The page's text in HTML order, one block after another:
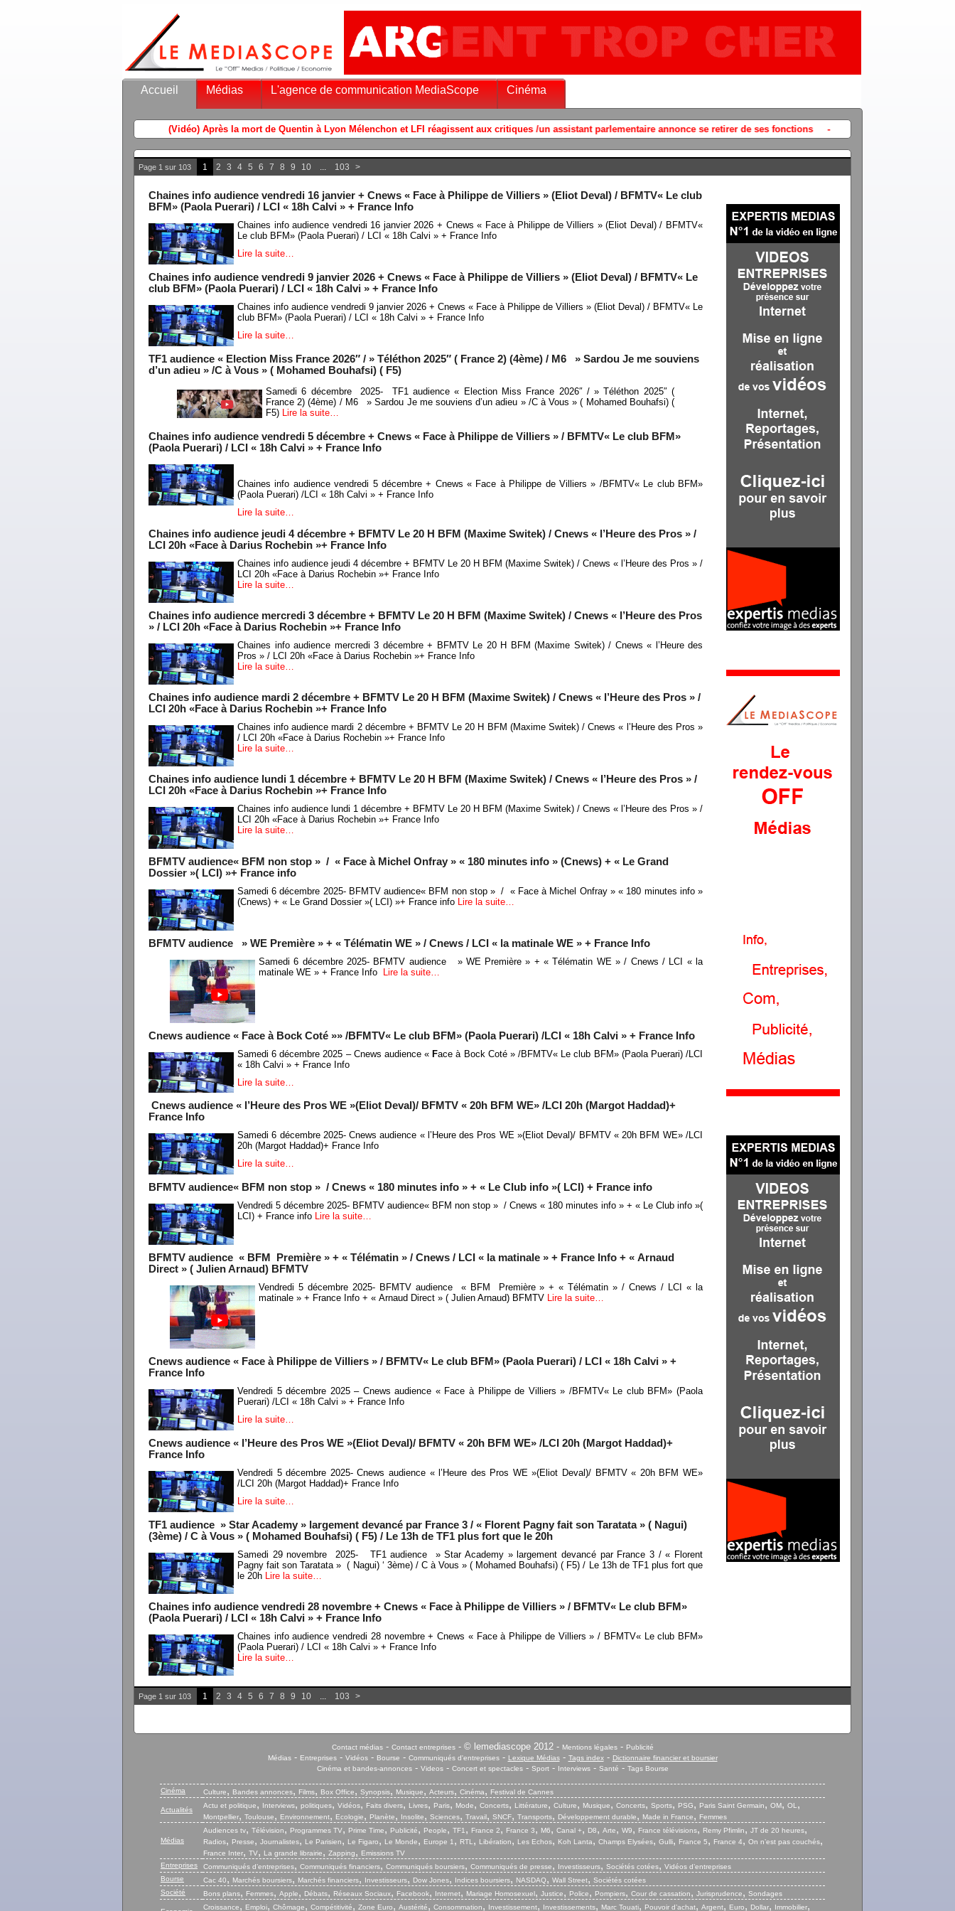
Accueil Médias L'agence de communication MediaScope Cinéma
(Vidéo) Après la mort de Quentin à
Page 1 sur 103 1 2 3 4 5 6 7 8 9 10 ... 103 >
Chaines info audience vendredi 16 janvier + Cnews « Face à Philippe de Villiers » (Eliot Deval) / BFMTV« Le club
BFM» (Paola Puerari) / LCI « 18h Calvi » + France Info
Chaines info audience vendredi 16 janvier 2026 + Cnews « Face à Philippe de Villiers » (Eliot Deval) / BFMTV«
Le club BFM» (Paola Puerari) / LCI « 18h Calvi » + France Info
Lire la suite…
Chaines info audience vendredi 9 janvier 2026 + Cnews « Face à Philippe de Villiers » (Eliot Deval) / BFMTV« Le
club BFM» (Paola Puerari) / LCI « 18h Calvi » + France Info
Chaines info audience vendredi 9 janvier 2026 + Cnews « Face à Philippe de Villiers » (Eliot Deval) / BFMTV« Le
club BFM» (Paola Puerari) / LCI « 18h Calvi » + France Info
Lire la suite…
TF1 audience « Election Miss France 2026″ / » Téléthon 2025″ ( France 2) (4ème) / M6 » Sardou Je me souviens
d’un adieu » /C à Vous » ( Mohamed Bouhafsi) ( F5)
Samedi 6 décembre 2025- TF1 audience « Election Miss France 2026″ / » Téléthon 2025″ (
France 2) (4ème) / M6 » Sardou Je me souviens d’un adieu » /C à Vous » ( Mohamed Bouhafsi) (
F5) Lire la suite…
Chaines info audience vendredi 5 décembre + Cnews « Face à Philippe de Villiers » / BFMTV« Le club BFM»
(Paola Puerari) / LCI « 18h Calvi » + France Info
Chaines info audience vendredi 5 décembre + Cnews « Face à Philippe de Villiers » /BFMTV« Le club BFM»
(Paola Puerari) /LCI « 18h Calvi » + France Info
Lire la suite…
Chaines info audience jeudi 4 décembre + BFMTV Le 20 H BFM (Maxime Switek) / Cnews « l’Heure des Pros » /
LCI 20h «Face à Darius Rochebin »+ France Info
Chaines info audience jeudi 4 décembre + BFMTV Le 20 H BFM (Maxime Switek) / Cnews « l’Heure des Pros » /
LCI 20h «Face à Darius Rochebin »+ France Info
Lire la suite…
Chaines info audience mercredi 3 décembre + BFMTV Le 20 H BFM (Maxime Switek) / Cnews « l’Heure des Pros
» / LCI 20h «Face à Darius Rochebin »+ France Info
Chaines info audience mercredi 3 décembre + BFMTV Le 20 H BFM (Maxime Switek) / Cnews « l’Heure des
Pros » / LCI 20h «Face à Darius Rochebin »+ France Info
Lire la suite…
Chaines info audience mardi 2 décembre + BFMTV Le 20 H BFM (Maxime Switek) / Cnews « l’Heure des Pros » /
LCI 20h «Face à Darius Rochebin »+ France Info
Chaines info audience mardi 2 décembre + BFMTV Le 20 H BFM (Maxime Switek) / Cnews « l’Heure des Pros »
/ LCI 20h «Face à Darius Rochebin »+ France Info
Lire la suite…
Chaines info audience lundi 1 décembre + BFMTV Le 20 H BFM (Maxime Switek) / Cnews « l’Heure des Pros » /
LCI 20h «Face à Darius Rochebin »+ France Info
Chaines info audience lundi 1 décembre + BFMTV Le 20 H BFM (Maxime Switek) / Cnews « l’Heure des Pros » /
LCI 20h «Face à Darius Rochebin »+ France Info
Lire la suite…
BFMTV audience« BFM non stop » / « Face à Michel Onfray » « 180 minutes info » (Cnews) + « Le Grand
Dossier »( LCI) »+ France info
Samedi 6 décembre 2025- BFMTV audience« BFM non stop » / « Face à Michel Onfray » « 180 minutes info »
(Cnews) + « Le Grand Dossier »( LCI) »+ France info Lire la suite…
BFMTV audience » WE Première » + « Télématin WE » / Cnews / LCI « la matinale WE » + France Info
Samedi 6 décembre 2025- BFMTV audience » WE Première » + « Télématin WE » / Cnews / LCI « la
matinale WE » + France Info Lire la suite…
Cnews audience « Face à Bock Coté »» /BFMTV« Le club BFM» (Paola Puerari) /LCI « 18h Calvi » + France Info
Samedi 6 décembre 2025 – Cnews audience « Face à Bock Coté » /BFMTV« Le club BFM» (Paola Puerari) /LCI
« 18h Calvi » + France Info
Lire la suite…
Cnews audience « l’Heure des Pros WE »(Eliot Deval)/ BFMTV « 20h BFM WE» /LCI 20h (Margot Haddad)+
France Info
Samedi 6 décembre 2025- Cnews audience « l’Heure des Pros WE »(Eliot Deval)/ BFMTV « 20h BFM WE» /LCI
20h (Margot Haddad)+ France Info
Lire la suite…
BFMTV audience« BFM non stop » / Cnews « 180 minutes info » + « Le Club info »( LCI) + France info
Vendredi 5 décembre 2025- BFMTV audience« BFM non stop » / Cnews « 180 minutes info » + « Le Club info »(
LCI) + France info Lire la suite…
BFMTV audience « BFM Première » + « Télématin » / Cnews / LCI « la matinale » + France Info + « Arnaud
Direct » ( Julien Arnaud) BFMTV
Vendredi 5 décembre 2025- BFMTV audience « BFM Première » + « Télématin » / Cnews / LCI « la
matinale » + France Info + « Arnaud Direct » ( Julien Arnaud) BFMTV Lire la suite…
Cnews audience « Face à Philippe de Villiers » / BFMTV« Le club BFM» (Paola Puerari) / LCI « 18h Calvi » +
France Info
Vendredi 5 décembre 2025 – Cnews audience « Face à Philippe de Villiers » /BFMTV« Le club BFM» (Paola
Puerari) /LCI « 18h Calvi » + France Info
Lire la suite…
Cnews audience « l’Heure des Pros WE »(Eliot Deval)/ BFMTV « 20h BFM WE» /LCI 20h (Margot Haddad)+
France Info
Vendredi 5 décembre 2025- Cnews audience « l’Heure des Pros WE »(Eliot Deval)/ BFMTV « 20h BFM WE»
/LCI 20h (Margot Haddad)+ France Info
Lire la suite…
TF1 audience » Star Academy » largement devancé par France 3 / « Florent Pagny fait son Taratata » ( Nagui)
(3ème) / C à Vous » ( Mohamed Bouhafsi) ( F5) / Le 13h de TF1 plus fort que le 20h
Samedi 29 novembre 2025- TF1 audience » Star Academy » largement devancé par France 3 / « Florent
Pagny fait son Taratata » ( Nagui) ‘ 3ème) / C à Vous » ( Mohamed Bouhafsi) ( F5) / Le 13h de TF1 plus fort que
le 20h
Lire la suite…
Chaines info audience vendredi 28 novembre + Cnews « Face à Philippe de Villiers » / BFMTV« Le club BFM»
(Paola Puerari) / LCI « 18h Calvi » + France Info
Chaines info audience vendredi 28 novembre + Cnews « Face à Philippe de Villiers » / BFMTV« Le club BFM»
(Paola Puerari) / LCI « 18h Calvi » + France Info
Lire la suite…
Page 1 sur 103 1 2 3 4 5 6 7 8 9 10 ... 103 >
Contact médias- Contact entreprises- © lemediascope 2012 - Mentions légales- Publicité
Médias- Entreprises- Vidéos- Bourse - Communiqués d'entreprises- Lexique Médias- Tags index- Dictionnaire financier et boursier
Cinéma et bandes-annonces- Videos- Concert et spectacles- Sport- Interviews- Santé - Tags Bourse
Cinéma Culture, Bandes annonces, Films, Box Office, Synopsis, Musique, Acteurs, Cinéma, Festival de Cannes
Actualités
Actu et politique, Interviews, politiques, Vidéos, Faits divers, Livres, Paris, Mode, Concerts, Littérature, Culture, Musique, Concerts, Sports, PSG, Paris Saint Germain, OM, OL,
Montpellier, Toulouse, Environnement, Ecologie, Planète, Insolite, Sciences, Travail, SNCF, Transports, Développement durable, Made in France, Femmes
Médias
Audiences tv, Télévision, Programmes TV, Prime Time, Publicité, People, TF1, France 2, France 3, M6, Canal +, D8, Arte, W9, France télévisions, Remy Pfimlin, JT de 20 heures,
Radios, Presse, Journalistes, Le Parisien, Le Figaro, Le Monde, Europe 1, RTL, Libération, Les Echos, Koh Lanta, Champs Elysées, Gulli, France 5, France 4, On n’est pas couchés,
France Inter, TV, La grande librairie, Zapping, Emissions TV
Entreprises
Communiqués d’entreprises, Communiqués financiers, Communiqués boursiers, Communiqués de presse, Investisseurs, Sociétés cotées, Vidéos d’entreprises
Bourse
Cac 40, Marchés boursiers, Marchés financiers, Investisseurs, Dow Jones, Indices boursiers, NASDAQ, Wall Street, Sociétés cotées
Société
Bons plans, Femmes, Apple, Débats, Réseaux Sociaux, Facebook, Internet, Mariage Homosexuel, Justice, Police, Pompiers, Cour de cassation, Jurisprudence, Sondages
Croissance, Emploi, Chômage, Compétitivité, Zone Euro, Austérité, Consommation, Investissement, Investissements, Marc Touati, Pouvoir d’achat, Argent, Euro, Dollar, Immobilier,